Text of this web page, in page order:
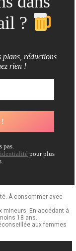
?
plans, réductions
rien !
pas.
pour plus
À consommer avec
mineurs. En accédant à
18 ans.
aux femmes